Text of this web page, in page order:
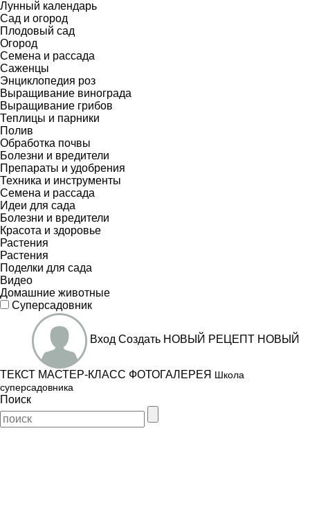
Лунный календарь
Сад и огород
Плодовый сад
Огород
Семена и рассада
Саженцы
Энциклопедия роз
Выращивание винограда
Выращивание грибов
Теплицы и парники
Полив
Обработка почвы
Болезни и вредители
Препараты и удобрения
Техника и инструменты
Семена и рассада
Идеи для сада
Болезни и вредители
Красота и здоровье
Растения
Растения
Поделки для сада
Видео
Домашние животные
Суперсадовник
Вход Создать НОВЫЙ РЕЦЕПТ НОВЫЙ
ТЕКСТ МАСТЕР-КЛАСС ФОТОГАЛЕРЕЯ Школа
суперсадовника
Поиск